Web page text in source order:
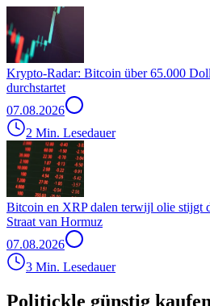
Krypto-Radar: Bitcoin über 65.000
durchstartet
07.08.2026
2 Min. Lesedauer
Bitcoin en XRP dalen terwijl olie stijgt
Straat van Hormuz
07.08.2026
3 Min. Lesedauer
Politickle günstig kaufen